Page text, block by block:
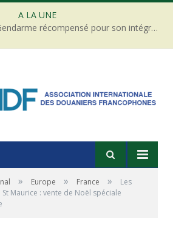
A LA UNE
CÔTE D’IVOIRE : Un Gendarme récompensé pour son intégrité face à une tentative de corruption
» Europe » France »
Les
Maurice : vente de Noël spéciale